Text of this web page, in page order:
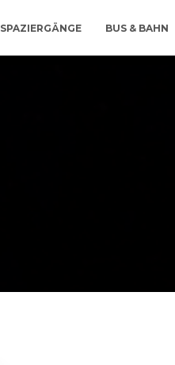
SPAZIERGÄNGE BUS & BAHN